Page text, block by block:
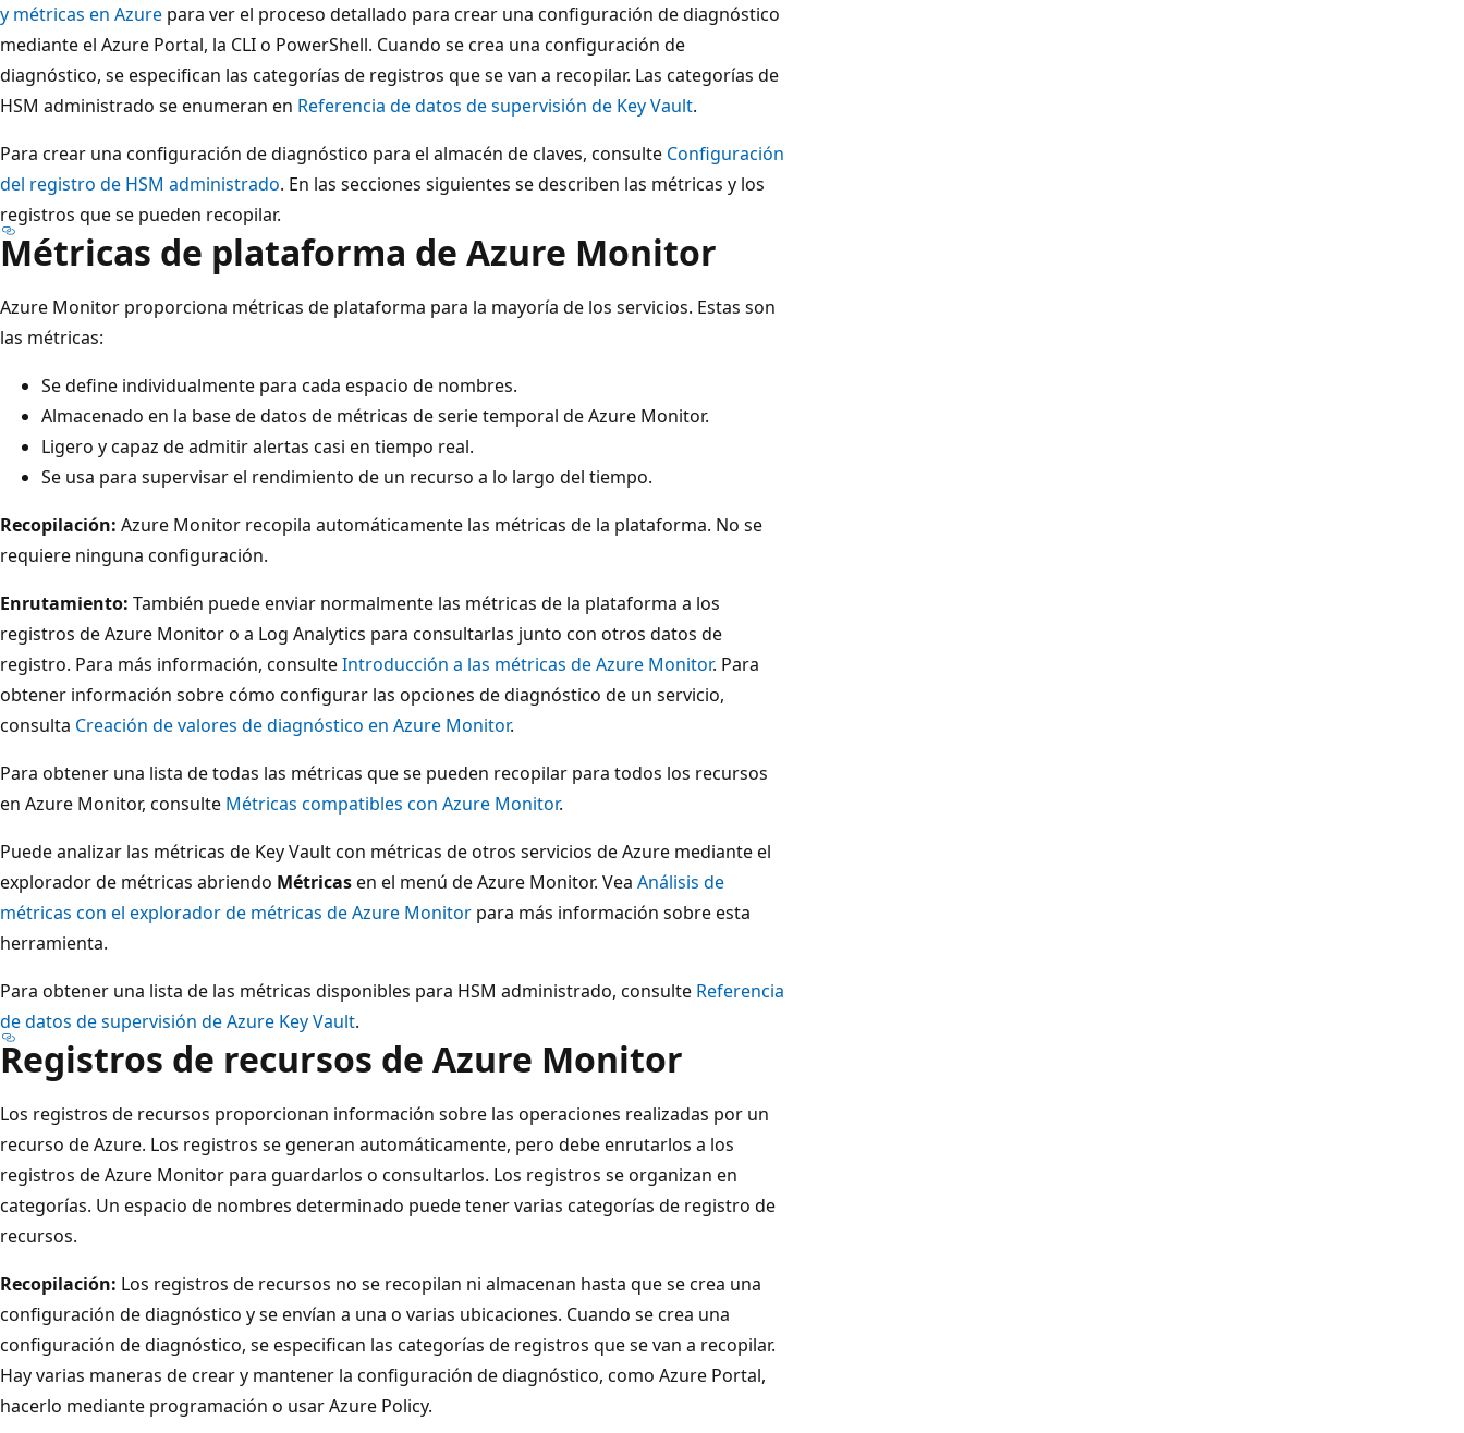
y métricas en Azure para ver el proceso detallado para crear una configuración de diagnóstico
mediante el Azure Portal, la CLI o PowerShell. Cuando se crea una configuración de
diagnóstico, se especifican las categorías de registros que se van a recopilar. Las categorías de
HSM administrado se enumeran en Referencia de datos de supervisión de Key Vault.
Para crear una configuración de diagnóstico para el almacén de claves, consulte Configuración
del registro de HSM administrado. En las secciones siguientes se describen las métricas y los
registros que se pueden recopilar.
Métricas de plataforma de Azure Monitor
Azure Monitor proporciona métricas de plataforma para la mayoría de los servicios. Estas son
las métricas:
Se define individualmente para cada espacio de nombres.
Almacenado en la base de datos de métricas de serie temporal de Azure Monitor.
Ligero y capaz de admitir alertas casi en tiempo real.
Se usa para supervisar el rendimiento de un recurso a lo largo del tiempo.
Recopilación: Azure Monitor recopila automáticamente las métricas de la plataforma. No se
requiere ninguna configuración.
Enrutamiento: También puede enviar normalmente las métricas de la plataforma a los
registros de Azure Monitor o a Log Analytics para consultarlas junto con otros datos de
registro. Para más información, consulteIntroducción a las métricas de Azure Monitor. Para
obtener información sobre cómo configurar las opciones de diagnóstico de un servicio,
consulta Creación de valores de diagnóstico en Azure Monitor.
Para obtener una lista de todas las métricas que se pueden recopilar para todos los recursos
en Azure Monitor, consulte Métricas compatibles con Azure Monitor.
Puede analizar las métricas de Key Vault con métricas de otros servicios de Azure mediante el
explorador de métricas abriendo Métricasen el menú de Azure Monitor. Vea Análisis de
métricas con el explorador de métricas de Azure Monitor para más información sobre esta
herramienta.
Para obtener una lista de las métricas disponibles para HSM administrado, consulte Referencia
de datos de supervisión de Azure Key Vault.
Registros de recursos de Azure Monitor
Los registros de recursos proporcionan información sobre las operaciones realizadas por un
recurso de Azure. Los registros se generan automáticamente, pero debe enrutarlos a los
registros de Azure Monitor para guardarlos o consultarlos. Los registros se organizan en
categorías. Un espacio de nombres determinado puede tener varias categorías de registro de
recursos.
Recopilación: Los registros de recursos no se recopilan ni almacenan hasta que se crea una
configuración de diagnóstico y se envían a una o varias ubicaciones. Cuando se crea una
configuración de diagnóstico, se especifican las categorías de registros que se van a recopilar.
Hay varias maneras de crear y mantener la configuración de diagnóstico, como Azure Portal,
hacerlo mediante programación o usar Azure Policy.